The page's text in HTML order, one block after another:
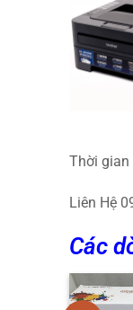
Thời gian
Liên Hệ
Các